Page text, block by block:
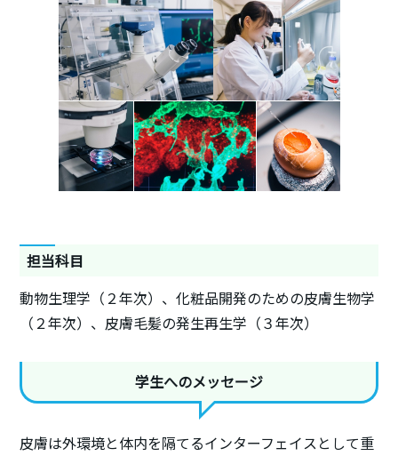
担当科目
動物生理学（２年次）、化粧品開発のための皮膚生物学
（２年次）、皮膚毛髪の発生再生学（３年次）
学生へのメッセージ
皮膚は外環境と体内を隔てるインターフェイスとして重